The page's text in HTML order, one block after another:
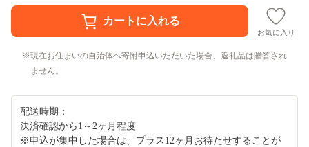
お気に入り
現在お住まいの自治体へ寄附申込いただいた場合、返礼品は贈答され
ません。
配送時期：
決済確認から1～2ヶ月程度
※申込が集中した場合は、プラス12ヶ月お待たせすることが